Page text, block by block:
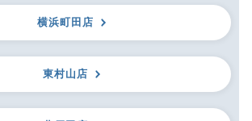
横浜町田店
東村山店